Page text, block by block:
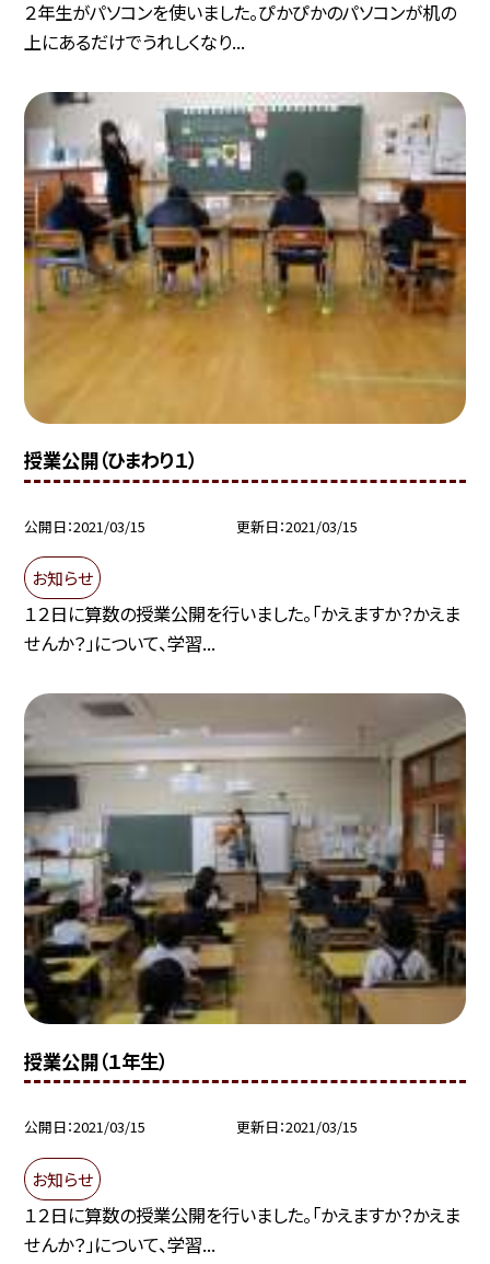
２年生がパソコンを使いました。ぴかぴかのパソコンが机の
上にあるだけでうれしくなり...
授業公開（ひまわり１）
公開日 2021/03/15 更新日 2021/03/15
お知らせ
１２日に算数の授業公開を行いました。「かえますか？かえま
せんか？」について、学習...
授業公開（１年生）
公開日 2021/03/15 更新日 2021/03/15
お知らせ
１２日に算数の授業公開を行いました。「かえますか？かえま
せんか？」について、学習...